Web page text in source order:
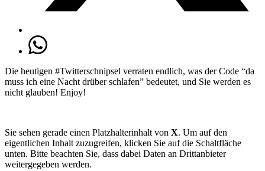
Die heutigen #Twitterschnipsel verraten endlich, was der Code “da
muss ich eine Nacht drüber schlafen” bedeutet, und Sie werden es
nicht glauben! Enjoy!
Sie sehen gerade einen Platzhalterinhalt von X. Um auf den
eigentlichen Inhalt zuzugreifen, klicken Sie auf die Schaltfläche
unten. Bitte beachten Sie, dass dabei Daten an Drittanbieter
weitergegeben werden.